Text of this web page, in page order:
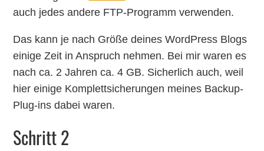
auch jedes andere FTP-Programm verwenden.
Das kann je nach Größe deines WordPress Blogs
einige Zeit in Anspruch nehmen. Bei mir waren es
nach ca. 2 Jahren ca. 4 GB. Sicherlich auch, weil
hier einige Komplettsicherungen meines Backup-
Plug-ins dabei waren.
Schritt 2